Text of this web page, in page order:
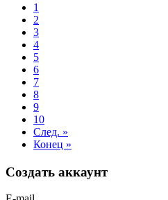
1
2
3
4
5
6
7
8
9
10
След. »
Конец »
Создать аккаунт